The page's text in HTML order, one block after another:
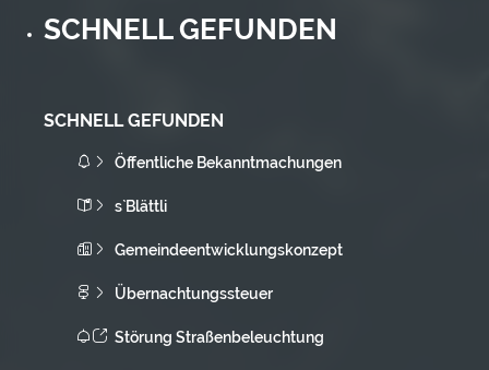
SCHNELL GEFUNDEN
SCHNELL GEFUNDEN
Öffentliche Bekanntmachungen
s`Blättli
Gemeindeentwicklungskonzept
Übernachtungssteuer
Störung Straßenbeleuchtung